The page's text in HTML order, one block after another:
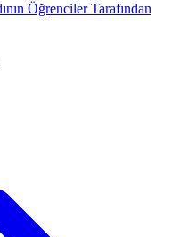
Öğrenciler Tarafından